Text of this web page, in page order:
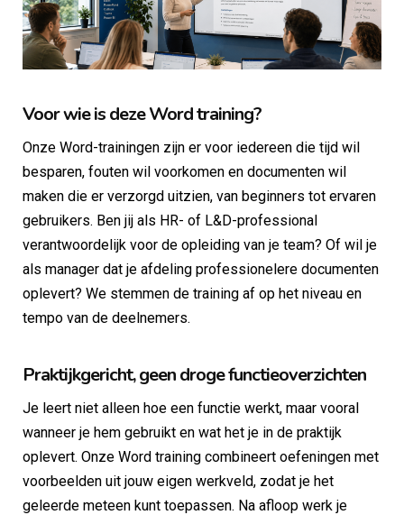
Voor wie is deze Word training?
Onze Word-trainingen zijn er voor iedereen die tijd wil
besparen, fouten wil voorkomen en documenten wil
maken die er verzorgd uitzien, van beginners tot ervaren
gebruikers. Ben jij als HR- of L&D-professional
verantwoordelijk voor de opleiding van je team? Of wil je
als manager dat je afdeling professionelere documenten
oplevert? We stemmen de training af op het niveau en
tempo van de deelnemers.
Praktijkgericht, geen droge functieoverzichten
Je leert niet alleen hoe een functie werkt, maar vooral
wanneer je hem gebruikt en wat het je in de praktijk
oplevert. Onze Word training combineert oefeningen met
voorbeelden uit jouw eigen werkveld, zodat je het
geleerde meteen kunt toepassen. Na afloop werk je